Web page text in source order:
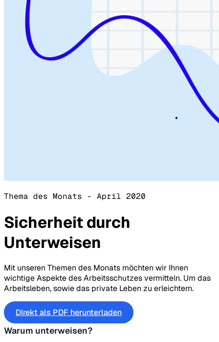
Thema des Monats - April 2020
Sicherheit durch
Unterweisen
Mit unseren Themen des Monats möchten wir Ihnen
wichtige Aspekte des Arbeitsschutzes vermitteln. Um das
Arbeitsleben, sowie das private Leben zu erleichtern.
Direkt als PDF herunterladen
Warum unterweisen?